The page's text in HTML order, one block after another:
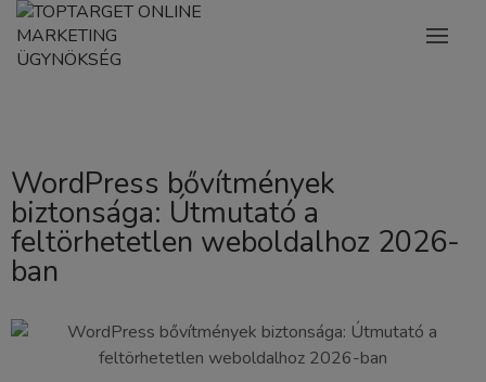
WordPress bővítmények
biztonsága: Útmutató a
feltörhetetlen weboldalhoz 2026-
ban